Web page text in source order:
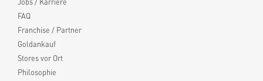
FAQ
Franchise / Partner
Goldankauf
Stores vor Ort
Philosophie